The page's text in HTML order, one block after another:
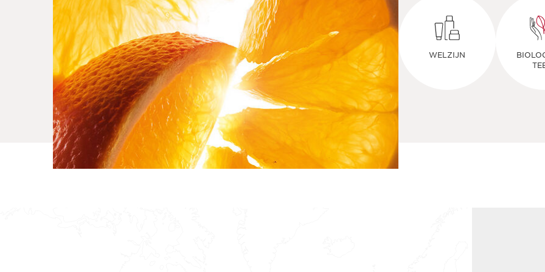
WELZIJN